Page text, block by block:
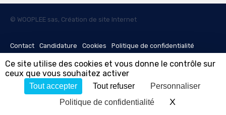
© WOOPLEE sas, Création de site Internet
Contact Candidature Cookies Politique de confidentialité
Mentions légales QHSE
Suivez-nous sur LinkedIn !
Ce site utilise des cookies et vous donne le contrôle sur
ceux que vous souhaitez activer
Tout accepter Tout refuser
Personnaliser
Politique de confidentialité
XMasquer le